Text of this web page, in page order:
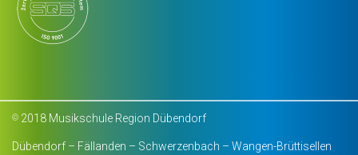
© 2018 Musikschule Region Dübendorf
Dübendorf – Fällanden – Schwerzenbach – Wangen-Brüttisellen